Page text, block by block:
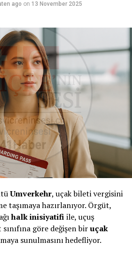
ago on 13 November 2025
Umverkehr, uçak bileti vergisini
taşımaya hazırlanıyor. Örgüt,
halk inisiyatifiile, uçuş
göre değişen biruçak
sunulmasını hedefliyor.